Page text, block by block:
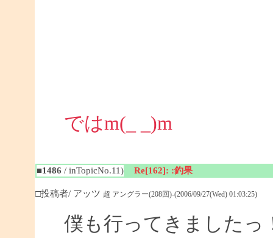
ではm(_ _)m
■1486 / inTopicNo.11) Re[162]: :釣果
□投稿者/ アッツ 超 アングラー(208回)-(2006/09/27(Wed) 01:03:25)
僕も行ってきました